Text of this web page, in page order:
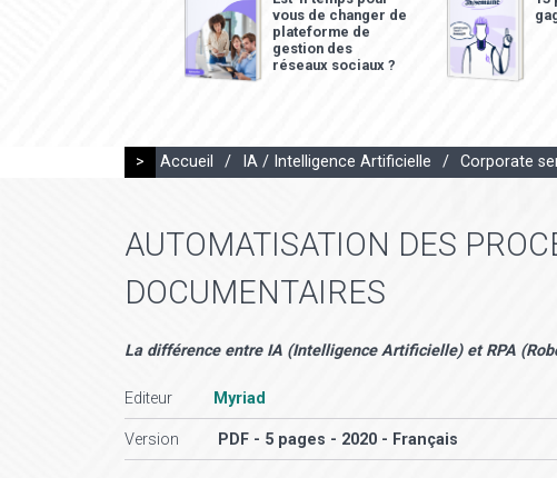
vous de changer de
plateforme de
gestion des
réseaux sociaux ?
> Accueil / IA / Intelligence Artificielle / Corporate
AUTOMATISATION DES
DOCUMENTAIRES
La différence entre IA (Intelligence Artificielle) et RPA
Editeur Myriad
Version PDF - 5 pages - 2020 - Français